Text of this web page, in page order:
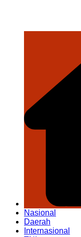
Nasional
Daerah
Internasional